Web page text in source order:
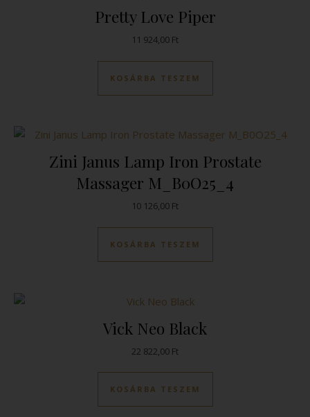
Pretty Love Piper
11 924,00 Ft
KOSÁRBA TESZEM
Zini Janus Lamp Iron Prostate
Massager M_B0O25_4
10 126,00 Ft
KOSÁRBA TESZEM
Vick Neo Black
22 822,00 Ft
KOSÁRBA TESZEM